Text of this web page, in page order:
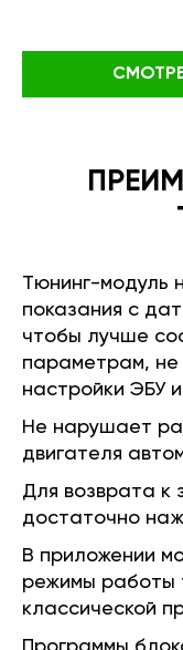
Тюнинг-модуль
показания с
чтобы лучше
параметрам, не
настройки ЭБУ
Не нарушает
двигателя
Для возврата к
достаточно
В приложении
режимы работы
классической